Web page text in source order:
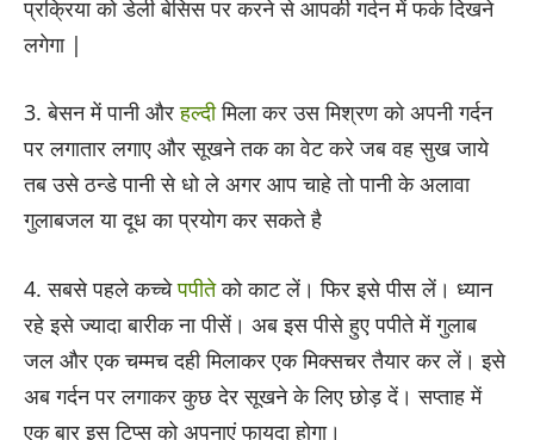
प्रक्रिया को डेली बेसिस पर करने से आपकी गर्दन में फर्क दिखने
लगेगा |
3. बेसन में पानी औरहल्दीमिला कर उस मिश्रण को अपनी गर्दन
पर लगातार लगाए और सूखने तक का वेट करे जब वह सुख जाये
तब उसे ठन्डे पानी से धो ले अगर आप चाहे तो पानी के अलावा
गुलाबजल या दूध का प्रयोग कर सकते है
4. सबसे पहले कच्चेपपीतेको काट लें। फिर इसे पीस लें। ध्यान
रहे इसे ज्यादा बारीक ना पीसें। अब इस पीसे हुए पपीते में गुलाब
जल और एक चम्मच दही मिलाकर एक मिक्सचर तैयार कर लें। इसे
अब गर्दन पर लगाकर कुछ देर सूखने के लिए छोड़ दें। सप्ताह में
एक बार इस टिप्स को अपनाएं फायदा होगा।